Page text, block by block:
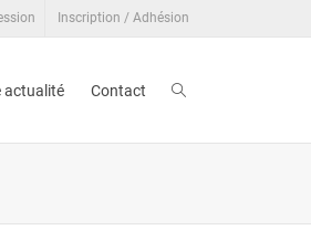
Inscription / Adhésion
actualité Contact